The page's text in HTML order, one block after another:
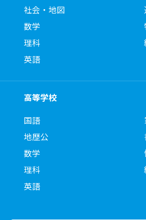
社会・地図
数学
理科
英語
高等学校
国語
地歴公
数学
理科
英語